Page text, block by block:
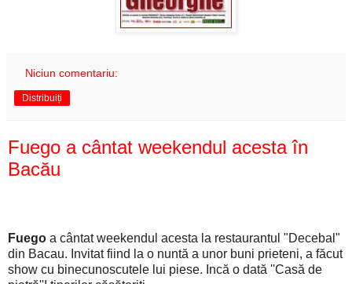
Niciun comentariu:
Distribuiți
Fuego a cântat weekendul acesta în
Bacău
Fuego a cântat weekendul acesta la restaurantul "Decebal"
din Bacau. Invitat fiind la o nuntă a unor buni prieteni, a făcut
show cu binecunoscutele lui piese. Incă o dată ''Casă de